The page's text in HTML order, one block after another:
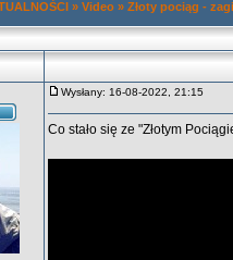
» Video » Złoty pociąg -
Wysłany: 16-08-2022, 21:15
Co stało się ze "Złotym